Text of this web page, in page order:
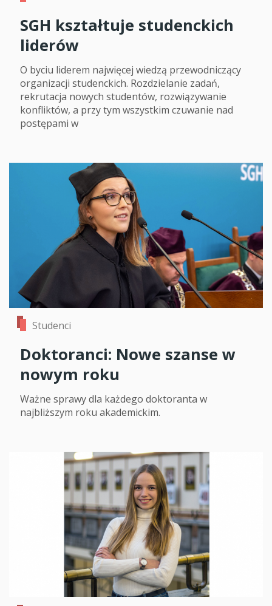
SGH kształtuje studenckich
liderów
O byciu liderem najwięcej wiedzą przewodniczący
organizacji studenckich. Rozdzielanie zadań,
rekrutacja nowych studentów, rozwiązywanie
konfliktów, a przy tym wszystkim czuwanie nad
postępami w
Studenci
Doktoranci: Nowe szanse w
nowym roku
Ważne sprawy dla każdego doktoranta w
najbliższym roku akademickim.